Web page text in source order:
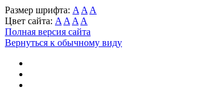
Размер шрифта: A A A
Цвет сайта: A A A A
Полная версия сайта
Вернуться к обычному виду